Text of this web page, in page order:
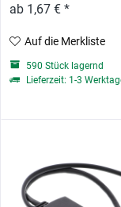
ab 1,67 € *
Auf die Merkliste
590 Stück lagernd
Lieferzeit: 1-3